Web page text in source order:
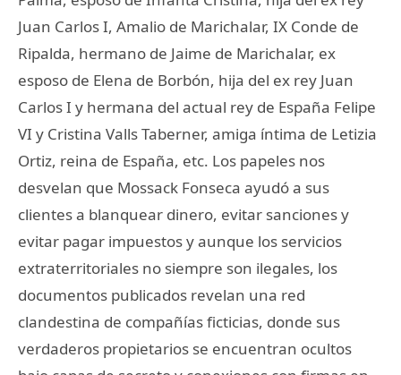
Juan Carlos I, Amalio de Marichalar, IX Conde de
Ripalda, hermano de Jaime de Marichalar, ex
esposo de Elena de Borbón, hija del ex rey Juan
Carlos I y hermana del actual rey de España Felipe
VI y Cristina Valls Taberner, amiga íntima de Letizia
Ortiz, reina de España, etc. Los papeles nos
desvelan que Mossack Fonseca ayudó a sus
clientes a blanquear dinero, evitar sanciones y
evitar pagar impuestos y aunque los servicios
extraterritoriales no siempre son ilegales, los
documentos publicados revelan una red
clandestina de compañías ficticias, donde sus
verdaderos propietarios se encuentran ocultos